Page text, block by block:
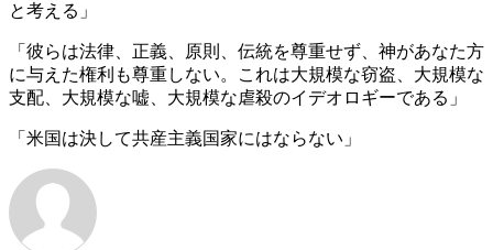
と考える」
「彼らは法律、正義、原則、伝統を尊重せず、神があなた方
に与えた権利も尊重しない。これは大規模な窃盗、大規模な
支配、大規模な嘘、大規模な虐殺のイデオロギーである」
「米国は決して共産主義国家にはならない」